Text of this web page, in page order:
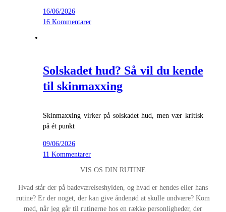
16/06/2026
16 Kommentarer
Solskadet hud? Så vil du kende
til skinmaxxing
Skinmaxxing virker på solskadet hud, men vær kritisk
på ét punkt
09/06/2026
11 Kommentarer
VIS OS DIN RUTINE
Hvad står der på badeværelseshylden, og hvad er hendes eller hans
rutine? Er der noget, der kan give åndenød at skulle undvære? Kom
med, når jeg går til rutinerne hos en række personligheder, der